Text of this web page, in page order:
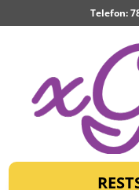
Telefon: